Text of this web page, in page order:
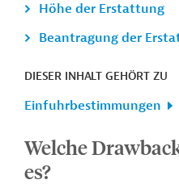
Höhe der Erstattung
Beantragung der
DIESER INHALT GEHÖRT ZU
Einfuhrbestimmungen
Welche
es?